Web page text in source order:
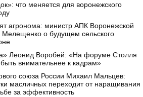
что меняется для воронежского
агронома: министр АПК Воронежской
Мелещенко о будущем сельского
Леонид Воробей: «На форуме Столля
внимательнее к кадрам»
союза России Михаил Мальцев:
масличных переходит от наращивания
за эффективность